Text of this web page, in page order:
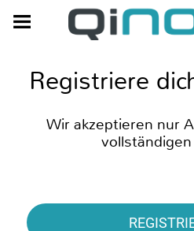
Registriere
Wir akzeptieren nur